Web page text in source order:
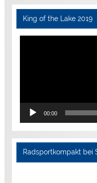
King of the Lake 2019
Video-
00:00
Radsportkompakt bei